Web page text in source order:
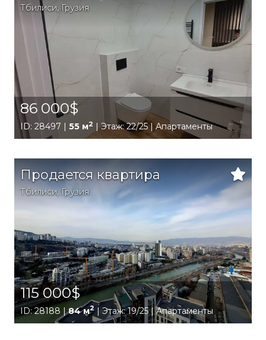
Тбилиси, Грузия
86 000$
ID: 28497 | 55 м2 | Этаж: 22/25 | Апартаменты
Продается квартира
Тбилиси, Грузия
115 000$
ID: 28188 |84 м2| Этаж: 19/25 | Апартаменты